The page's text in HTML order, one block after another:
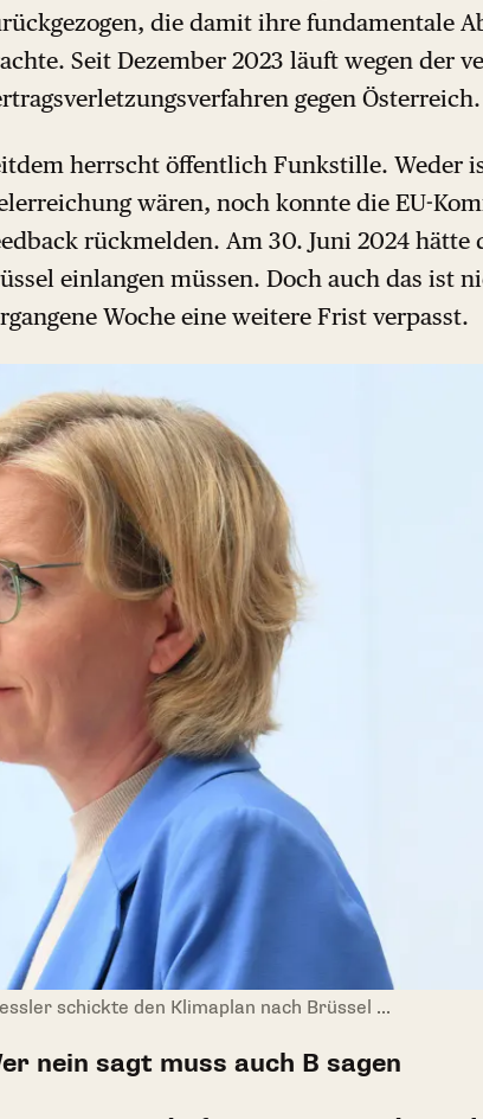
die damit ihre fundamentale
Seit Dezember 2023 läuft wegen der
gegen Österreich.
herrscht öffentlich Funkstille. Weder
wären, noch konnte die EU-
rückmelden. Am 30. Juni 2024
einlangen müssen. Doch auch das ist
Woche eine weitere Frist verpasst.
schickte den Klimaplan nach Brüssel ...
nein sagt muss auch B sagen